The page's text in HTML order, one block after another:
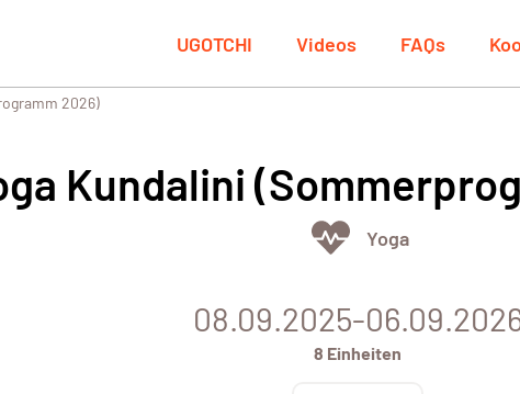
UGOTCHI Videos FAQs
2026)
Kundalini
Yoga
08.09.2025-
8 Einheiten